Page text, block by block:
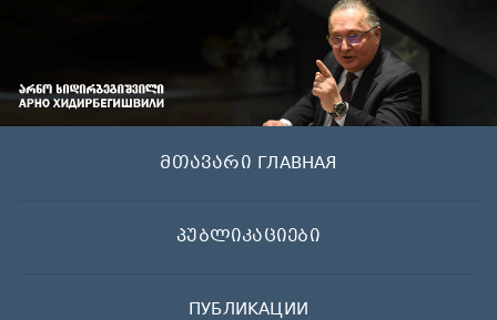
მთავარი ГЛАВНАЯ
პუბლიკაციები
ПУБЛИКАЦИИ